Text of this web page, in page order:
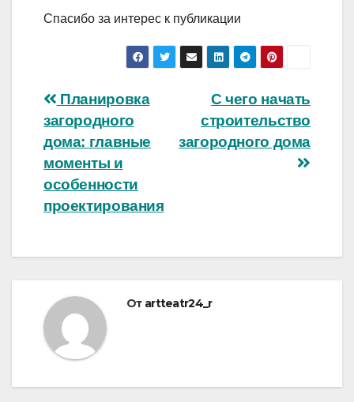
Спасибо за интерес к публикации
Навигация
по
записям
С чего начать
строительство
загородного дома
Планировка
загородного
дома: главные
моменты и
особенности
проектирования
От artteatr24_r